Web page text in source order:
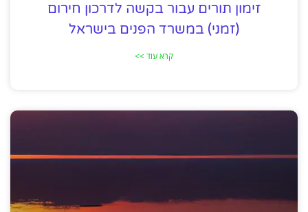
זימון תורים עבור בקשה לדרכון חירום
(זמני) במשרד הפנים בישראל
קרא עוד >>